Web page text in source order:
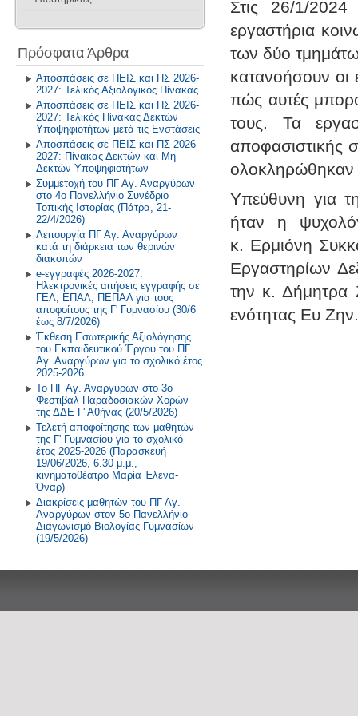
Διακρίσεις 2011-2012
Σχολική και Κοινωνική Ζωή
Δραστηριότητες στα Μαθηματικά
Δραστηριότητες στο Μάθημα
Τεχνολογίας
Περιβάλλον και Εκπάιδευση για
την Αειφόρο Ανάπτυξη
Πρόγραμμα Σίτισης και Υγιεινής
Διατροφής
Δραστηριότητες στο Σχολικό
Επαγγελματικό Προσανατολισμό
2025-2026
2023-2024
2022-2023
2021-2022
Παλαιότερα έτη
Εκδρομές στο Εξωτερικό
2024-2025
2023-2024
2022-2023
2019-2020
2018-2019
2017-2018
2016-2017
2015-2016
2014-2015
Παλαιότερη Έτη
Η Θέση μας για τον θεσμό των
Προτύπων
Επικοινωνία
Αλιεύματα από το Διαδίκτυο
Πρόσφατα Άρθρα
Αποσπάσεις σε ΠΕΙΣ και ΠΣ 2026-
2027: Τελικός Αξιολογικός Πίνακας
Αποσπάσεις σε ΠΕΙΣ και ΠΣ 2026-
2027: Τελικός Πίνακας Δεκτών
Υποψηφιοτήτων μετά τις Ενστάσεις
Αποσπάσεις σε ΠΕΙΣ και ΠΣ 2026-
2027: Πίνακας Δεκτών και Μη
Δεκτών Υποψηφιοτήτων
Συμμετοχή του ΠΓ Αγ. Αναργύρων
στο 4ο Πανελλήνιο Συνέδριο
Τοπικής Ιστορίας (Πάτρα, 21-
22/4/2026)
Λειτουργία ΠΓ Αγ. Αναργύρων
κατά τη διάρκεια των θερινών
διακοπών
e-εγγραφές 2026-2027:
Ηλεκτρονικές αιτήσεις εγγραφής σε
ΓΕΛ, ΕΠΑΛ, ΠΕΠΑΛ για τους
αποφοίτους της Γ' Γυμνασίου (30/6
έως 8/7/2026)
Έκθεση Εσωτερικής Αξιολόγησης
του Εκπαιδευτικού Έργου του ΠΓ
Αγ. Αναργύρων για το σχολικό έτος
2025-2026
Το ΠΓ Αγ. Αναργύρων στο 3ο
Φεστιβάλ Παραδοσιακών Χορών
της ΔΔΕ Γ' Αθήνας (20/5/2026)
Τελετή αποφοίτησης των μαθητών
της Γ' Γυμνασίου για το σχολικό
έτος 2025-2026 (Παρασκευή
19/06/2026, 6.30 μ.μ.,
κινηματοθέατρο Μαρία Έλενα-
Όναρ)
Διακρίσεις μαθητών του ΠΓ Αγ.
Αναργύρων στον 5ο Πανελλήνιο
Διαγωνισμό Βιολογίας Γυμνασίων
(19/5/2026)
Στις 26/1/2024
εργαστήρια
των δύο
κατανοήσουν οι
πώς αυτές
τους. Τα
αποφασιστικής
ολοκληρώθηκαν
Υπεύθυνη για
ήταν η
κ. Ερμιόνη
Εργαστηρίων
την κ. Δήμητρα
ενότητας Ευ